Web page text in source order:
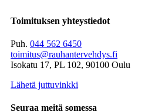
Toimituksen yhteystiedot
Puh. 044 562 6450
toimitus@rauhantervehdys.fi
Isokatu 17, PL 102, 90100 Oulu
Lähetä juttuvinkki
Seuraa meitä somessa